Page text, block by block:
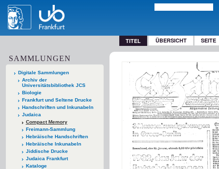
TITEL ÜBERSICHT SEITE
SAMMLUNGEN
Digitale Sammlungen
Archiv der
Universitätsbibliothek JCS
Biologie
Frankfurt und Seltene Drucke
Handschriften und Inkunabeln
Judaica
Compact Memory
Freimann-Sammlung
Hebräische Handschriften
Hebräische Inkunabeln
Jiddische Drucke
Judaica Frankfurt
Kataloge